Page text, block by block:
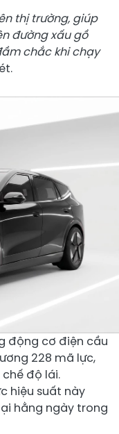
thị trường, giúp
đường xấu gồ
chắc khi chạy
động cơ điện cầu
228 mã lực,
độ lái.
hiệu suất này
hằng ngày trong